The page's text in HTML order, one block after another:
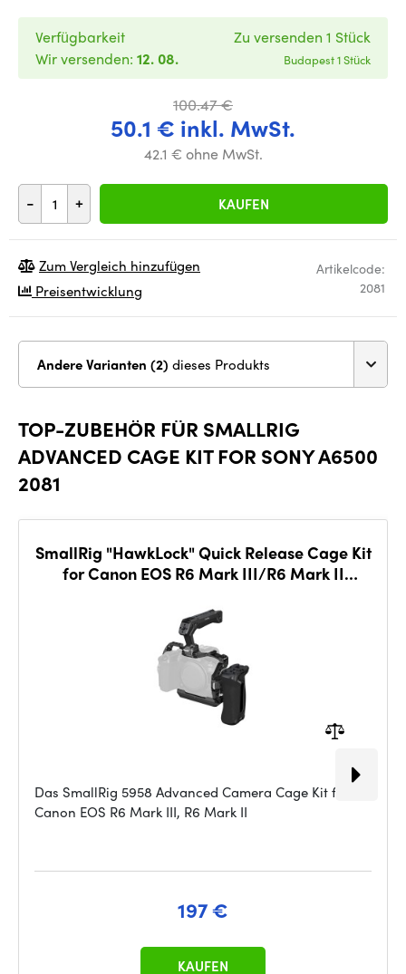
100.47 €
50.1 € inkl. MwSt.
42.1 € ohne MwSt.
- + KAUFEN
Verfügbarkeit
Wir versenden: 12. 08.
Zu versenden 1 Stück
Budapest 1 Stück
Artikelcode:
2081
Zum Vergleich hinzufügen
Preisentwicklung
Andere Varianten (2) dieses Produkts
TOP-ZUBEHÖR FÜR SMALLRIG
ADVANCED CAGE KIT FOR SONY A6500
2081
SmallRig "HawkLock" Quick Release Cage Kit
for Canon EOS R6 Mark III/R6 Mark II
Das SmallRig 5958 Advanced Camera Cage Kit für
Canon EOS R6 Mark III, R6 Mark II
197 €
KAUFEN